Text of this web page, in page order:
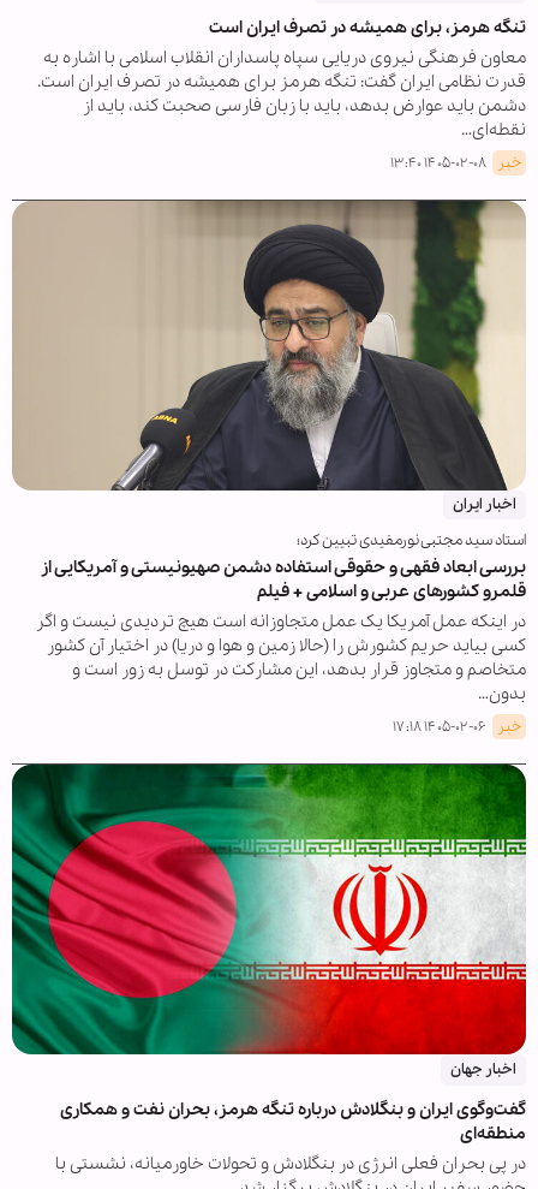
تنگه هرمز، برای همیشه در تصرف ایران است
معاون فرهنگی نیروی دریایی سپاه پاسداران انقلاب اسلامی با اشاره به
قدرت نظامی ایران گفت: تنگه هرمز برای همیشه در تصرف ایران است.
دشمن باید عوارض بدهد، باید با زبان فارسی صحبت کند، باید از
نقطه‌ای…
خبر ۱۴۰۵-۰۲-۰۸ ۱۳:۴۰
اخبار ایران
استاد سید مجتبی نورمفیدی تبیین کرد؛
بررسی ابعاد فقهی و حقوقی استفاده دشمن صهیونیستی و آمریکایی از
قلمرو کشورهای عربی و اسلامی + فیلم
در اینکه عمل آمریکا یک عمل متجاوزانه است هیچ تردیدی نیست و اگر
کسی بیاید حریم کشورش را (حالا زمین و هوا و دریا) در اختیار آن کشور
متخاصم و متجاوز قرار بدهد، این مشارکت در توسل به زور است و
بدون…
خبر ۱۴۰۵-۰۲-۰۶ ۱۷:۱۸
اخبار جهان
گفت‌وگوی ایران و بنگلادش درباره تنگه هرمز، بحران نفت و همکاری
منطقه‌ای
در پی بحران فعلی انرژی در بنگلادش و تحولات خاورمیانه، نشستی با